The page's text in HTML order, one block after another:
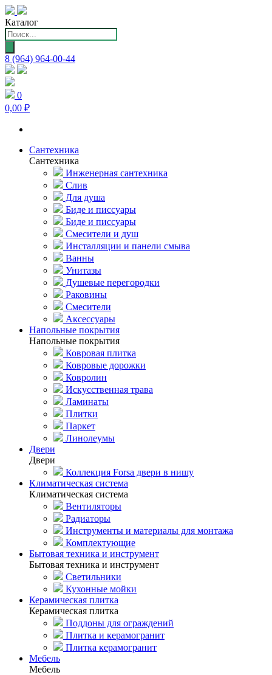
Каталог
Поиск
товаров
8 (964) 964-00-44
0
0,00 ₽
Сантехника
Сантехника
Инженерная сантехника
Слив
Для душа
Биде и писсуары
Биде и писсуары
Смесители и душ
Инсталляции и панели смыва
Ванны
Унитазы
Душевые перегородки
Раковины
Смесители
Аксессуары
Напольные покрытия
Напольные покрытия
Ковровая плитка
Ковровые дорожки
Ковролин
Искусственная трава
Ламинаты
Плитки
Паркет
Линолеумы
Двери
Двери
Коллекция Forsa двери в нишу
Климатическая система
Климатическая система
Вентиляторы
Радиаторы
Инструменты и материалы для монтажа
Комплектующие
Бытовая техника и инструмент
Бытовая техника и инструмент
Светильники
Кухонные мойки
Керамическая плитка
Керамическая плитка
Поддоны для ограждений
Плитка и керамогранит
Плитка керамогранит
Мебель
Мебель